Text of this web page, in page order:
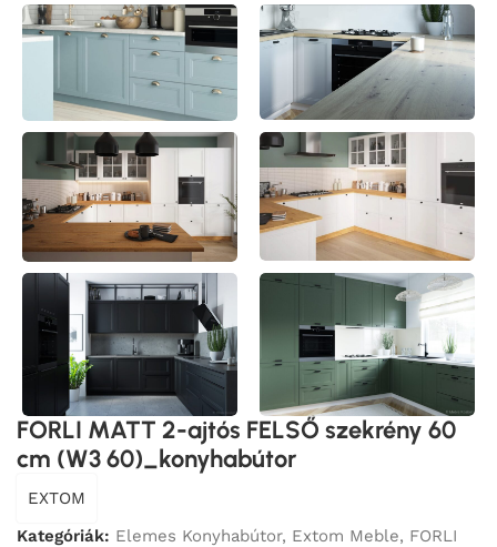
FORLI MATT 2-ajtós FELSŐ szekrény 60
cm (W3 60)_konyhabútor
EXTOM
Kategóriák: Elemes Konyhabútor, Extom Meble, FORLI